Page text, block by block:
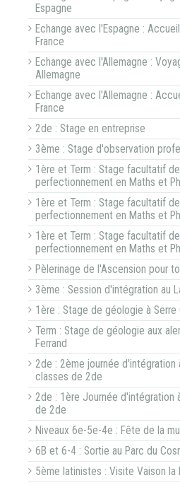
Espagne
Echange avec l'Espagne :
France
Echange avec l'Allemagne :
Allemagne
Echange avec l'Allemagne :
France
2de : Stage en entreprise
3ème : Stage d'observation
1ère et Term : Stage facultatif
perfectionnement en Maths et
1ère et Term : Stage facultatif
perfectionnement en Maths et
1ère et Term : Stage facultatif
perfectionnement en Maths et
Pèlerinage de l'Ascension pour
3ème : Session d'intégration au
1ère : Stage de géologie à Serre
Term : Stage de géologie aux
Ferrand
2de : 2ème journée d'intégration
classes de 2de
2de : 1ère Journée d'intégration
de 2de
Niveaux 6e-5e-4e : Fête de la
6B et 6-4 : Sortie au Parc du
5ème latinistes : Visite Vaison la